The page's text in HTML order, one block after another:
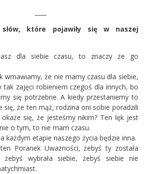
słów, które pojawiły się w naszej
dla siebie czasu, to znaczy że go
wmawiamy, że nie mamy czasu dla siebie,
tak zajęci robieniem czegoś dla innych, bo
się potrzebne. A kiedy przestaniemy to
się, że ten mąż, rodzina oni sobie poradzili
się, że jesteśmy nikim? Ten lęk jest
o tym, to nie mam czasu.
każdym etapie naszego życia będzie inna.
Poranek Uważności, żebyś ty została
żebyś wybrała siebie, żebyś siebie nie